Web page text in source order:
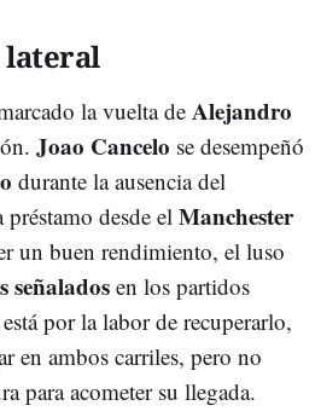
lateral
la vuelta de Alejandro
Joao Cancelo se desempeñó
durante la ausencia del
desde el Manchester
un buen rendimiento, el luso
señalados en los partidos
está por la labor de recuperarlo,
en ambos carriles, pero no
para acometer su llegada.